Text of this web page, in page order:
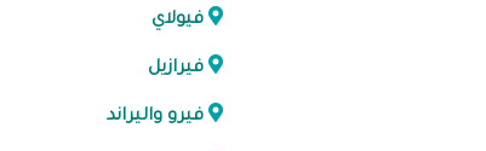
فيولاي
فيرازيل
فيرو واليراند